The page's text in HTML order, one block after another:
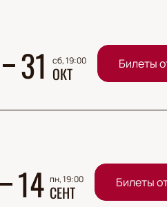
31 сб, 19:00
ОКТ Билеты
14 пн, 19:00
СЕНТ Билеты